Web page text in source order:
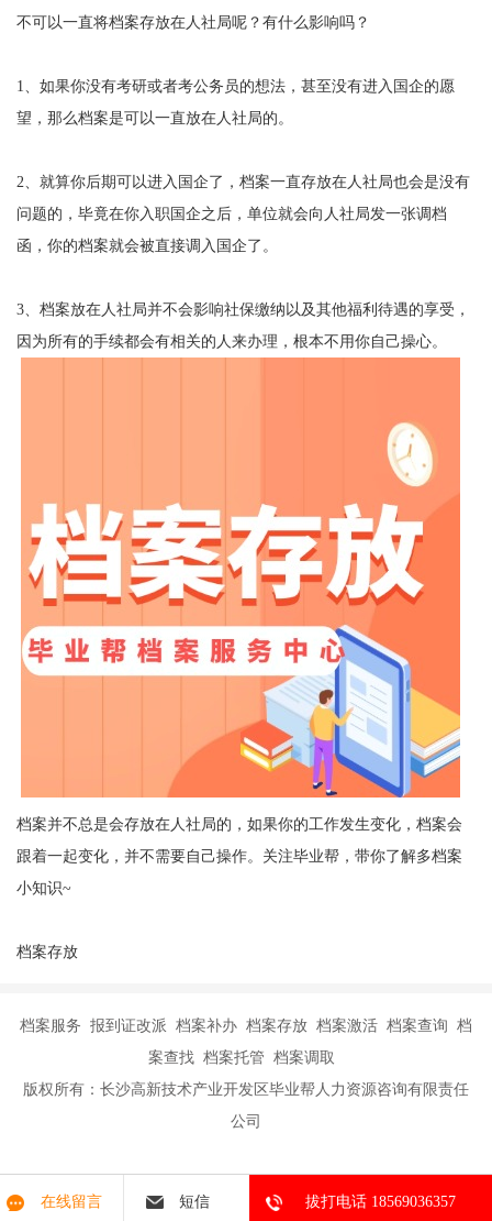
不可以一直将档案存放在人社局呢？有什么影响吗？
1
、如果你没有考研或者考公务员的想法，甚至没有进入国企的愿
望，那么档案是可以一直放在人社局的。
2 、就算你后期可以进入国企了，档案一直存放在人社局也会是没有
问题的，毕竟在你入职国企之后，单位就会向人社局发一张调档
函，你的档案就会被直接调入国企了。
3、档案放在人社局并不会影响社保缴纳以及其他福利待遇的享受，
因为所有的手续都会有相关的人来办理，根本不用你自己操心。
档案并不总是会存放在人社局的，如果你的工作发生变化，档案会
跟着一起变化，并不需要自己操作。关注毕业帮，带你了解多档案
小知识~
档案存放
档案服务 报到证改派 档案补办 档案存放 档案激活 档案查询 档
案查找 档案托管 档案调取
版权所有：长沙高新技术产业开发区毕业帮人力资源咨询有限责任
公司
在线留言 短信 拔打电话 18569036357